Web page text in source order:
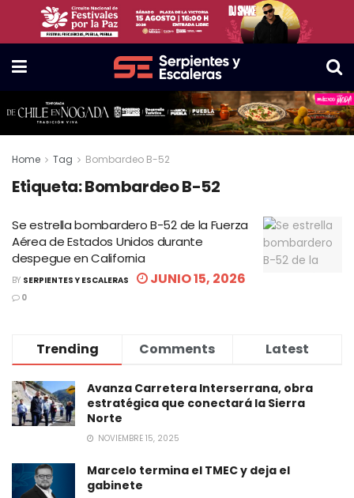
Home Tag Bombardeo B-52
Etiqueta:Bombardeo B-52
Se estrella bombardero B-52 de la Fuerza
Aérea de Estados Unidos durante
despegue en California
BY SERPIENTES Y ESCALERAS JUNIO 15, 2026
0
Trending Comments Latest
Avanza Carretera Interserrana, obra
estratégica que conectará la Sierra
Norte
NOVIEMBRE 15, 2025
Marcelo termina el TMEC y deja el
gabinete